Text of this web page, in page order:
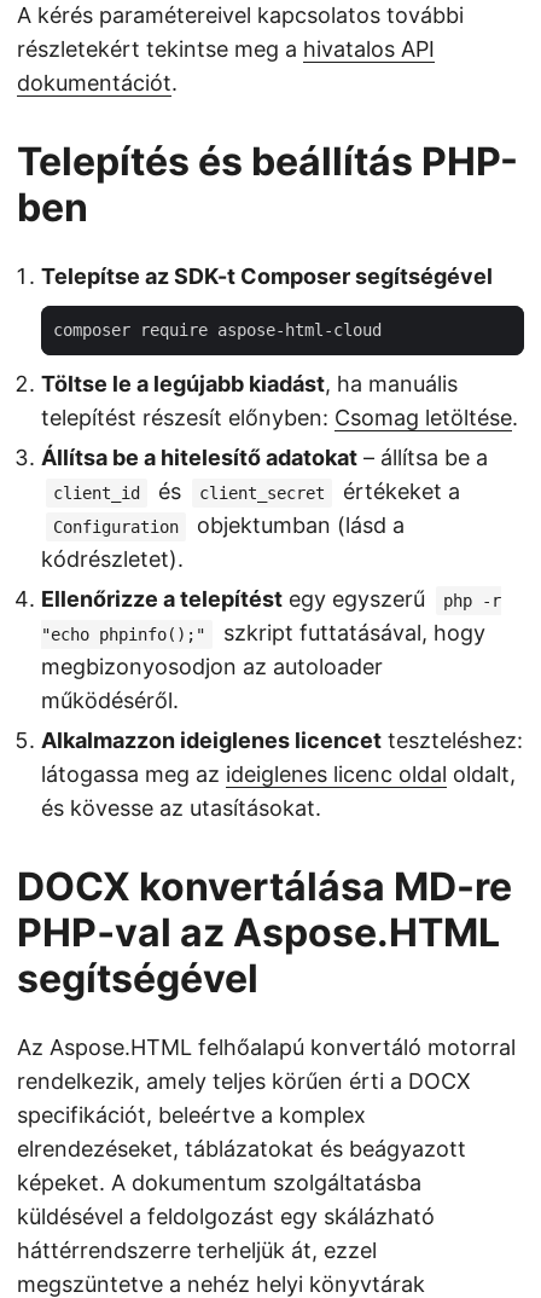
A kérés paramétereivel kapcsolatos további
részletekért tekintse meg a hivatalos API
dokumentációt.
Telepítés és beállítás PHP-
ben
Telepítse az SDK-t Composer segítségével
Töltse le a legújabb kiadást, ha manuális
telepítést részesít előnyben: Csomag letöltése.
Állítsa be a hitelesítő adatokat – állítsa be a
client_id és client_secret értékeket a
Configuration
objektumban (lásd a
kódrészletet).
Ellenőrizze a telepítést egy egyszerű
php -r
"echo phpinfo();"
szkript futtatásával, hogy
megbizonyosodjon az autoloader
működéséről.
Alkalmazzon ideiglenes licencet teszteléshez:
látogassa meg az ideiglenes licenc oldal oldalt,
és kövesse az utasításokat.
DOCX konvertálása MD-re
PHP‑val az Aspose.HTML
segítségével
Az Aspose.HTML felhőalapú konvertáló motorral
rendelkezik, amely teljes körűen érti a DOCX
specifikációt, beleértve a komplex
elrendezéseket, táblázatokat és beágyazott
képeket. A dokumentum szolgáltatásba
küldésével a feldolgozást egy skálázható
háttérrendszerre terheljük át, ezzel
megszüntetve a nehéz helyi könyvtárak